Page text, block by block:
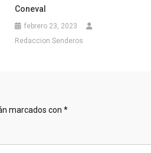
Coneval
febrero 23, 2023
Redaccion Senderos
marcados con *